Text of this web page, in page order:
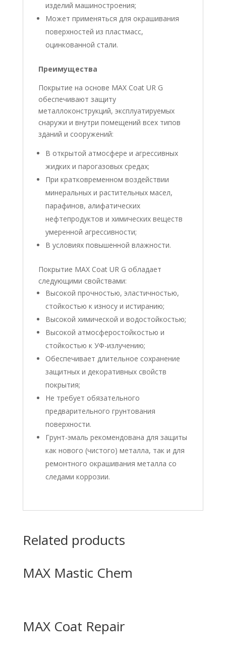
изделий машиностроения;
Может применяться для окрашивания
поверхностей из пластмасс,
оцинкованной стали.
Преимущества
Покрытие на основе MAX Coat UR G
обеспечивают защиту
металлоконструкций, эксплуатируемых
снаружи и внутри помещений всех типов
зданий и сооружений:
В открытой атмосфере и агрессивных
жидких и парогазовых средах;
При кратковременном воздействии
минеральных и растительных масел,
парафинов, алифатических
нефтепродуктов и химических веществ
умеренной агрессивности;
В условиях повышенной влажности.
Покрытие MAX Coat UR G обладает
следующими свойствами:
Высокой прочностью, эластичностью,
стойкостью к износу и истиранию;
Высокой химической и водостойкостью;
Высокой атмосферостойкостью и
стойкостью к УФ-излучению;
Обеспечивает длительное сохранение
защитных и декоративных свойств
покрытия;
Не требует обязательного
предварительного грунтования
поверхности.
Грунт-эмаль рекомендована для защиты
как нового (чистого) металла, так и для
ремонтного окрашивания металла со
следами коррозии.
Related products
MAX Mastic Chem
MAX Coat Repair